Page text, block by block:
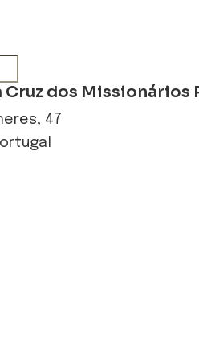
Cruz dos Missionários
47